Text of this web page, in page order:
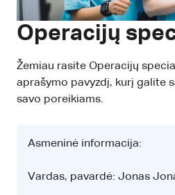
Operacijų
Žemiau rasite Operacijų
aprašymo pavyzdį, kurį galite
savo poreikiams.
Asmeninė informacija:
Vardas, pavardė: Jonas